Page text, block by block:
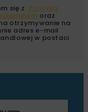
się z Polityką
oraz
otrzymywanie na
adres e-mail
w postaci